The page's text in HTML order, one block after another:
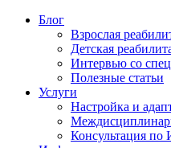
Блог
Взрослая
Детская
Интервью со
Полезные статьи
Услуги
Настройка и
Консультация